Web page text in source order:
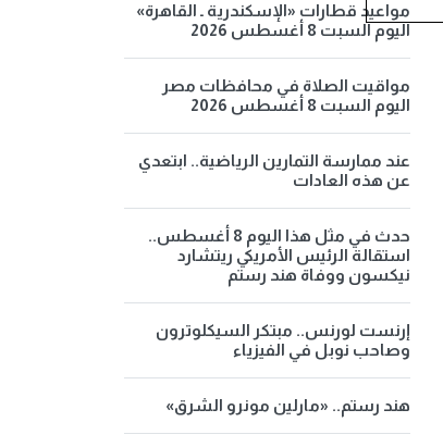
مواعيد قطارات «الإسكندرية ـ القاهرة»
اليوم السبت 8 أغسطس 2026
مواقيت الصلاة في محافظات مصر
اليوم السبت 8 أغسطس 2026
عند ممارسة التمارين الرياضية.. ابتعدي
عن هذه العادات
حدث في مثل هذا اليوم 8 أغسطس..
استقالة الرئيس الأمريكي ريتشارد
نيكسون ووفاة هند رستم
إرنست لورنس.. مبتكر السيكلوترون
وصاحب نوبل في الفيزياء
هند رستم.. «مارلين مونرو الشرق»